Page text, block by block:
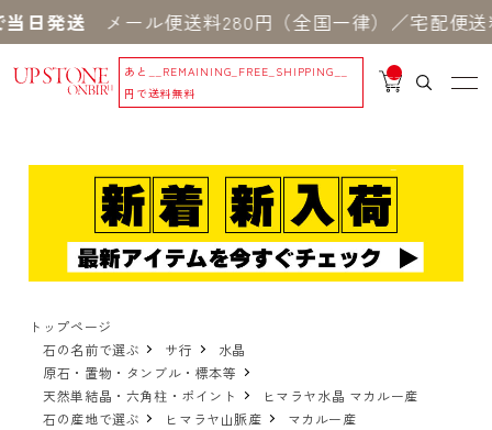
日発送メール便送料280円（全国一律）／宅配便送
あと
__REMAINING_FREE_SHIPPING__
円で送料無料
__
IT
_
トップページ
石の名前で選ぶ
サ行
水晶
原石・置物・タンブル・標本等
天然単結晶・六角柱・ポイント
ヒマラヤ水晶 マカルー産
石の産地で選ぶ
ヒマラヤ山脈産
マカルー産